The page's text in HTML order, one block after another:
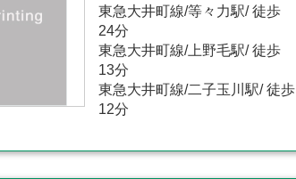
東急大井町線/等々力駅/ 徒歩
24分
東急大井町線/上野毛駅/ 徒歩
13分
東急大井町線/二子玉川駅/ 徒歩
12分